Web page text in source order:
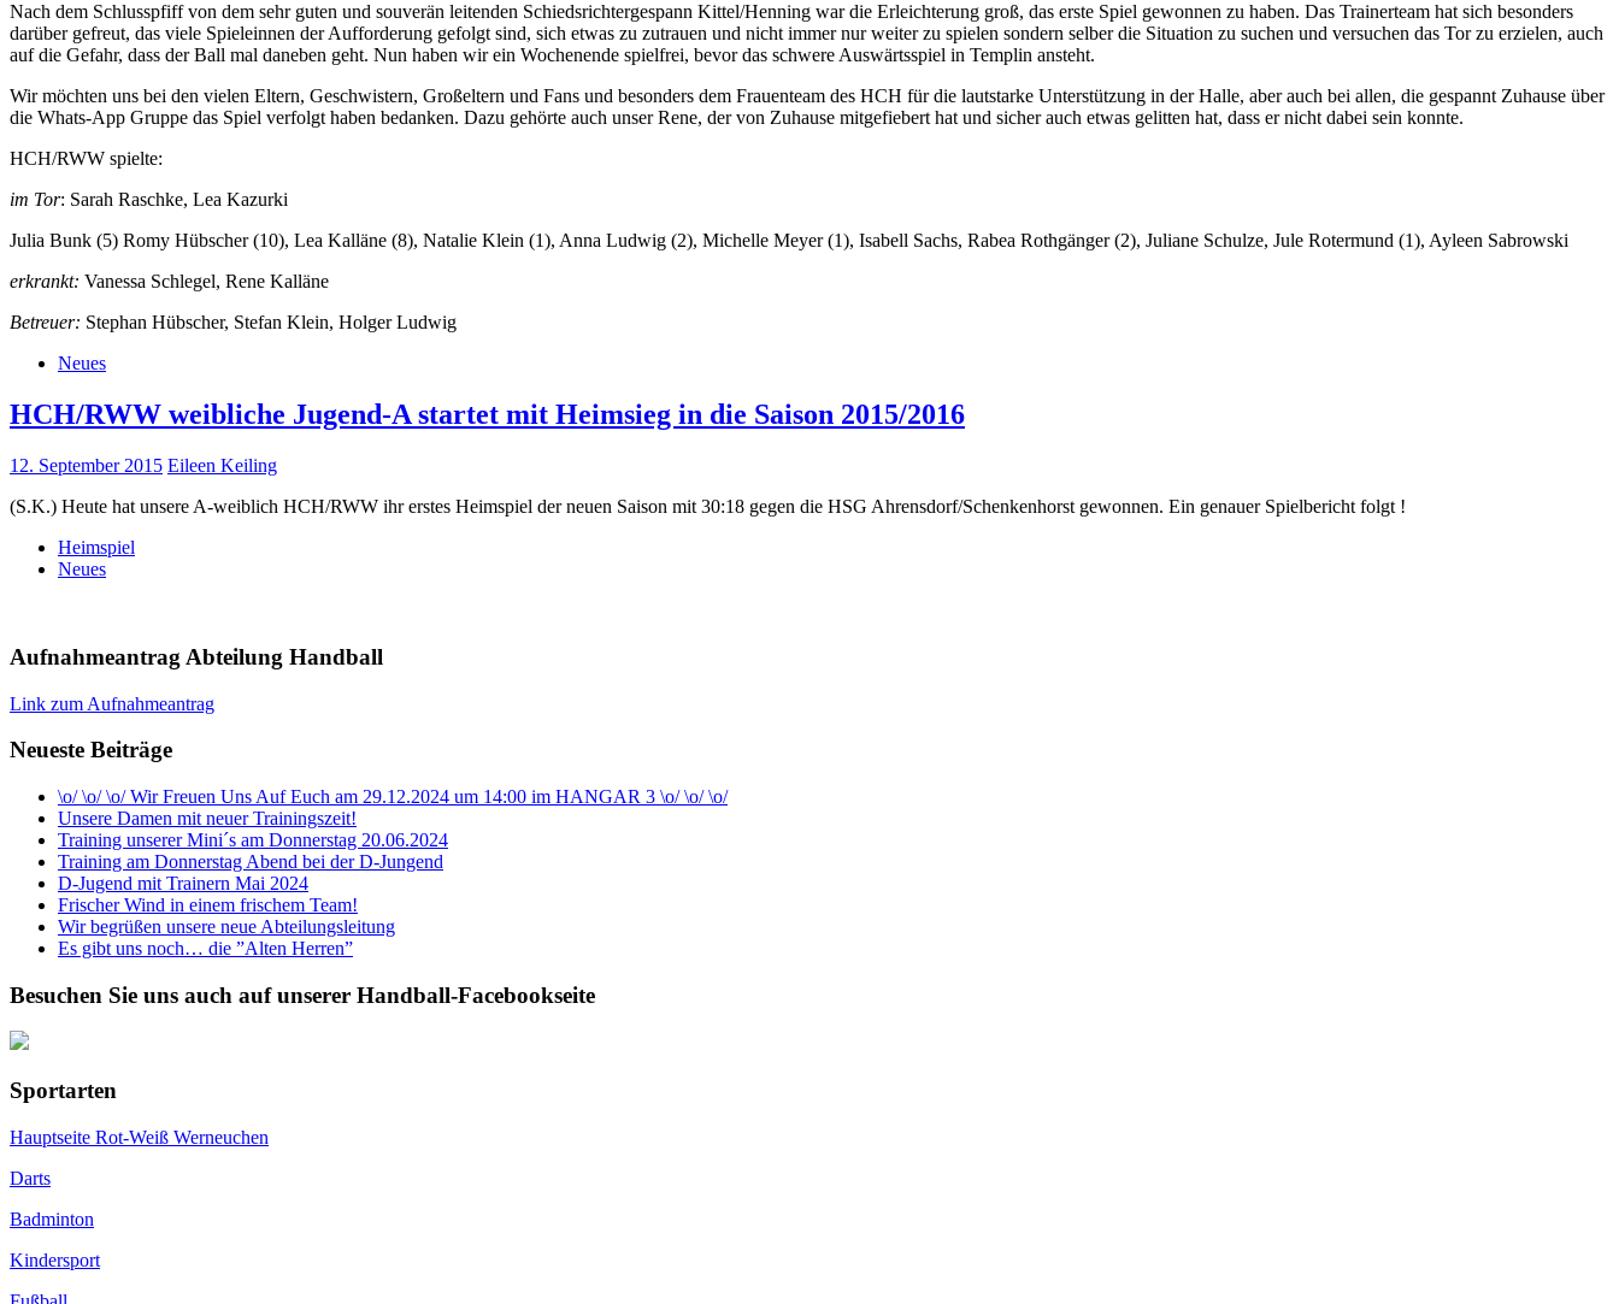
Nach dem Schlusspfiff von dem sehr guten und souverän leitenden Schiedsrichtergespann Kittel/Henning war die Erleichterung groß, das erste Spiel gewonnen zu haben. Das Trainerteam hat sich besonders
darüber gefreut, das viele Spieleinnen der Aufforderung gefolgt sind, sich etwas zu zutrauen und nicht immer nur weiter zu spielen sondern selber die Situation zu suchen und versuchen das Tor zu erzielen, auch
auf die Gefahr, dass der Ball mal daneben geht. Nun haben wir ein Wochenende spielfrei, bevor das schwere Auswärtsspiel in Templin ansteht.
Wir möchten uns bei den vielen Eltern, Geschwistern, Großeltern und Fans und besonders dem Frauenteam des HCH für die lautstarke Unterstützung in der Halle, aber auch bei allen, die gespannt Zuhause über
die Whats-App Gruppe das Spiel verfolgt haben bedanken. Dazu gehörte auch unser Rene, der von Zuhause mitgefiebert hat und sicher auch etwas gelitten hat, dass er nicht dabei sein konnte.
HCH/RWW spielte:
im Tor: Sarah Raschke, Lea Kazurki
Julia Bunk (5) Romy Hübscher (10), Lea Kalläne (8), Natalie Klein (1), Anna Ludwig (2), Michelle Meyer (1), Isabell Sachs, Rabea Rothgänger (2), Juliane Schulze, Jule Rotermund (1), Ayleen Sabrowski
erkrankt: Vanessa Schlegel, Rene Kalläne
Betreuer: Stephan Hübscher, Stefan Klein, Holger Ludwig
Neues
HCH/RWW weibliche Jugend-A startet mit Heimsieg in die Saison 2015/2016
12. September 2015 Eileen Keiling
(S.K.) Heute hat unsere A-weiblich HCH/RWW ihr erstes Heimspiel der neuen Saison mit 30:18 gegen die HSG Ahrensdorf/Schenkenhorst gewonnen. Ein genauer Spielbericht folgt !
Heimspiel
Neues
Aufnahmeantrag Abteilung Handball
Link zum Aufnahmeantrag
Neueste Beiträge
\o/ \o/ \o/ Wir Freuen Uns Auf Euch am 29.12.2024 um 14:00 im HANGAR 3 \o/ \o/ \o/
Unsere Damen mit neuer Trainingszeit!
Training unserer Mini´s am Donnerstag 20.06.2024
Training am Donnerstag Abend bei der D-Jungend
D-Jugend mit Trainern Mai 2024
Frischer Wind in einem frischem Team!
Wir begrüßen unsere neue Abteilungsleitung
Es gibt uns noch… die ”Alten Herren”
Besuchen Sie uns auch auf unserer Handball-Facebookseite
Sportarten
Hauptseite Rot-Weiß Werneuchen
Darts
Badminton
Kindersport